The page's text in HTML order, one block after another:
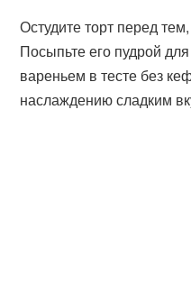
Остудите торт перед
Посыпьте его пудрой
вареньем в тесте без
наслаждению сладким